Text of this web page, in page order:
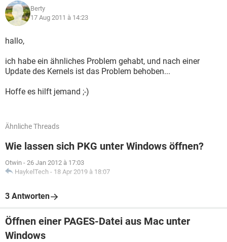
Berty
17 Aug 2011 à 14:23
hallo,
ich habe ein ähnliches Problem gehabt, und nach einer
Update des Kernels ist das Problem behoben...
Hoffe es hilft jemand ;-)
Ähnliche Threads
Wie lassen sich PKG unter Windows öffnen?
Otwin - 26 Jan 2012 à 17:03
HaykelTech - 18 Apr 2019 à 18:07
3 Antworten
Öffnen einer PAGES-Datei aus Mac unter
Windows